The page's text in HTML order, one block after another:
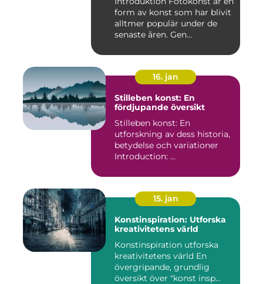
form av konst som har blivit
alltmer populär under de
senaste åren. Gen...
16. jan
Stilleben konst: En
fördjupande översikt
Stilleben konst: En
utforskning av dess historia,
betydelse och variationer
Introduction: ...
15. jan
Konstinspiration: Utforska
kreativitetens värld
Konstinspiration utforska
kreativitetens värld En
övergripande, grundlig
översikt över "konst insp...